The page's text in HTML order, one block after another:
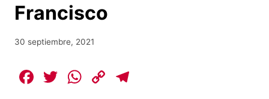
Francisco
30 septiembre, 2021
F
T
W C